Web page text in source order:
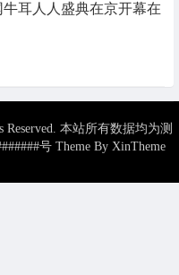
耳人人盛典在京开幕在
本站所有数据均为测
号Theme By XinTheme